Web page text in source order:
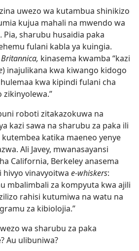
uwezo wa kutambua shinikizo
kujua mahali na mwendo wa
sharubu husaidia paka
fulani kabla ya kuingia.
kinasema kwamba “kazi
) inajulikana kwa kiwango kidogo
kwa kipindi fulani cha
roboti zitakazokuwa na
kazi sawa na sharubu za paka ili
katika maeneo yenye
Ali Javey, mwanasayansi
California, Berkeley anasema
hivyo vinavyoitwa e-whiskers:
mbalimbali za kompyuta kwa ajili
rahisi kutumiwa na watu na
za kibiolojia.”
wa sharubu za paka
Au ulibuniwa?